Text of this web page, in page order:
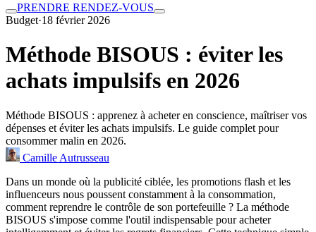
PRENDRE RENDEZ-VOUS
Budget·18 février 2026
Méthode BISOUS : éviter les
achats impulsifs en 2026
Méthode BISOUS : apprenez à acheter en conscience, maîtriser vos
dépenses et éviter les achats impulsifs. Le guide complet pour
consommer malin en 2026.
Camille Autrusseau
Dans un monde où la publicité ciblée, les promotions flash et les
influenceurs nous poussent constamment à la consommation,
comment reprendre le contrôle de son portefeuille ? La méthode
BISOUS s'impose comme l'outil indispensable pour acheter